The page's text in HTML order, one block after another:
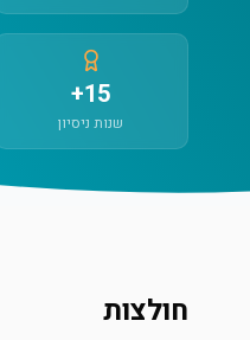
15+
שנות ניסיון
חולצות